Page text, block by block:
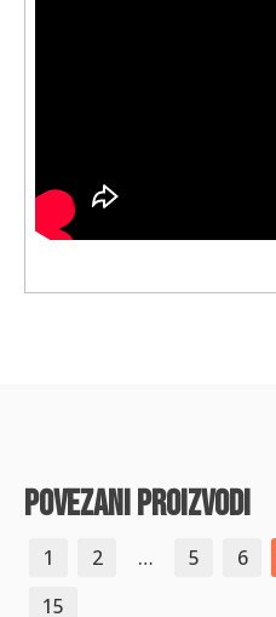
povezani proizvodi
1 2 … 5 6
15